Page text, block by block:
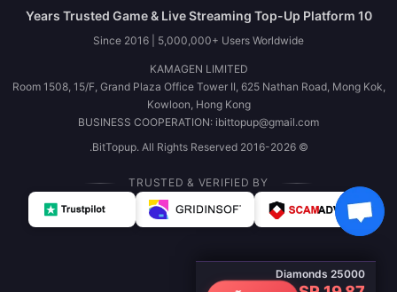
25000 Diamonds
10 Years Trusted Game & Live Streaming Top-Up Platform
Since 2016 | 5,000,000+ Users Worldwide
KAMAGEN LIMITED
Room 1508, 15/F, Grand Plaza Office Tower II, 625 Nathan Road, Mong Kok,
Kowloon, Hong Kong
BUSINESS COOPERATION: ibittopup@gmail.com
© 2016-2026 BitTopup. All Rights Reserved.
TRUSTED & VERIFIED BY